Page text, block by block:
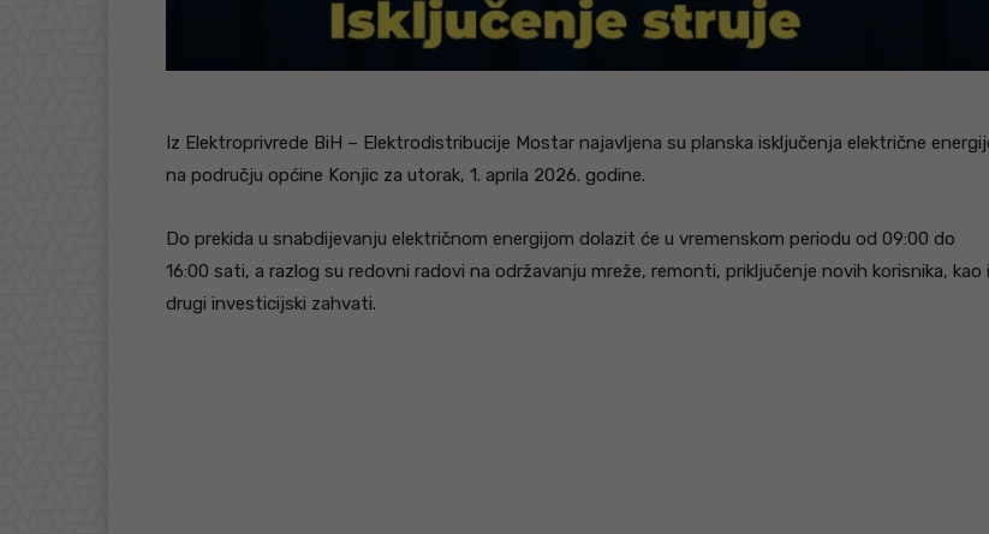
Iz Elektroprivrede BiH – Elektrodistribucije Mostar najavljena su planska isključenja električne
na području općine Konjic za utorak, 1. aprila 2026. godine.
Do prekida u snabdijevanju električnom energijom dolazit će u vremenskom periodu od 09:00 do
16:00 sati, a razlog su redovni radovi na održavanju mreže, remonti, priključenje novih korisnika, kao i
drugi investicijski zahvati.